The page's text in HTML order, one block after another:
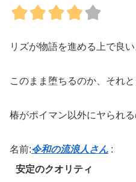
リズが物語を進める上で良
このまま堕ちるのか、それと
椿がポイマン以外にヤられる
名前:令和の流浪人さん :
安定のクオリティ